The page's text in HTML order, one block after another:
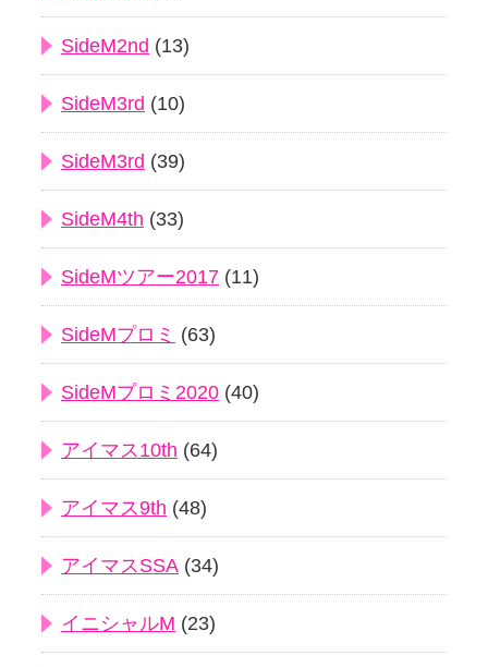
SideM2nd (13)
SideM3rd (10)
SideM3rd (39)
SideM4th (33)
SideMツアー2017 (11)
SideMプロミ (63)
SideMプロミ2020 (40)
アイマス10th (64)
アイマス9th (48)
アイマスSSA (34)
イニシャルM (23)